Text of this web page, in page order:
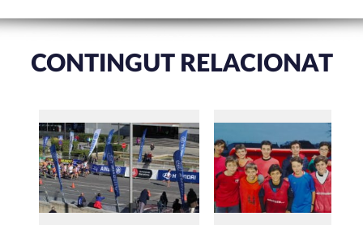
CONTINGUT RELACIONAT